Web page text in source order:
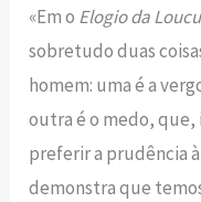
«Em o Elogio da
sobretudo duas
homem: uma é a
outra é o medo, que,
preferir a prudência
demonstra que